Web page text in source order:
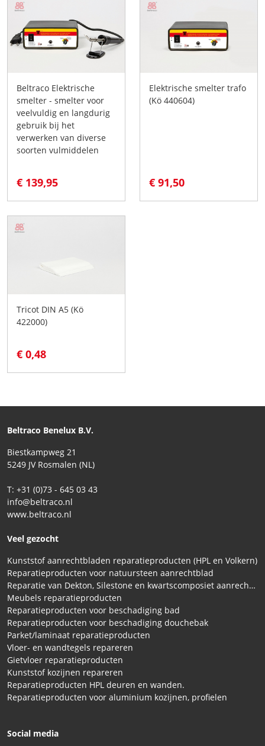
Beltraco Elektrische
smelter - smelter voor
veelvuldig en langdurig
gebruik bij het
verwerken van diverse
soorten vulmiddelen
€ 139,95
Elektrische smelter trafo
(Kö 440604)
€ 91,50
Tricot DIN A5 (Kö
422000)
€ 0,48
Beltraco Benelux B.V.
Biestkampweg 21
5249 JV Rosmalen (NL)
T: +31 (0)73 - 645 03 43
info@beltraco.nl
www.beltraco.nl
Veel gezocht
Kunststof aanrechtbladen reparatieproducten (HPL en Volkern)
Reparatieproducten voor natuursteen aanrechtblad
Reparatie van Dekton, Silestone en kwartscomposiet aanrechtbladen
Meubels reparatieproducten
Reparatieproducten voor beschadiging bad
Reparatieproducten voor beschadiging douchebak
Parket/laminaat reparatieproducten
Vloer- en wandtegels repareren
Gietvloer reparatieproducten
Kunststof kozijnen repareren
Reparatieproducten HPL deuren en wanden.
Reparatieproducten voor aluminium kozijnen, profielen
Social media